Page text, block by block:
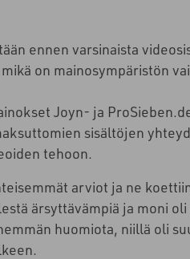
ennen varsinaista
on mainosympäristön
Joyn- ja
sisältöjen
tehoon.
arviot ja ne
ärsyttävämpiä ja moni
huomiota, niillä oli